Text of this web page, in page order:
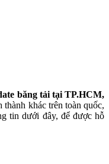
băng tải tại TP.HCM,
thành khác trên toàn quốc,
tin dưới đây, để được hỗ